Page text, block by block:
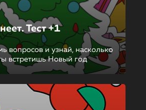
Тест +1
вопросов и узнай, насколько
встретишь Новый год